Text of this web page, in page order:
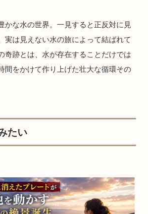
かな水の世界。一見すると正反対に見
実は見えない水の旅によって結ばれて
奇跡とは、水が存在することだけでは
間をかけて作り上げた壮大な循環その
たい